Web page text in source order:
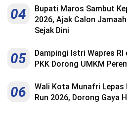
04
Bupati Maros Sambut
2026, Ajak Calon
Sejak Dini
05
Dampingi Istri Wapres RI
PKK Dorong UMKM
06
Wali Kota Munafri Lepas
Run 2026, Dorong Gaya